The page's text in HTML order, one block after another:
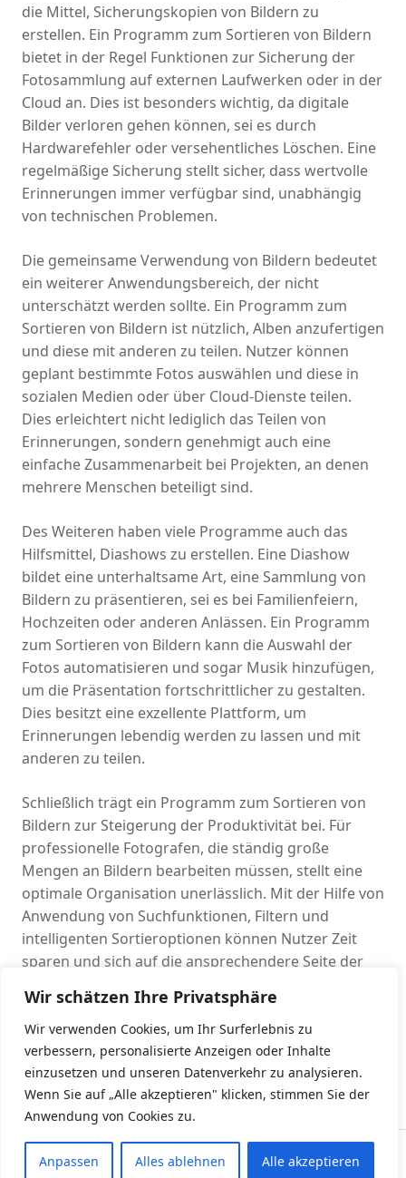
Wir schätzen Ihre Privatsphäre
Wir verwenden Cookies, um Ihr Surferlebnis zu
verbessern, personalisierte Anzeigen oder Inhalte
einzusetzen und unseren Datenverkehr zu analysieren.
Wenn Sie auf „Alle akzeptieren" klicken, stimmen Sie der
Anwendung von Cookies zu.
Anpassen Alles ablehnen Alle akzeptieren
die Mittel, Sicherungskopien von Bildern zu
erstellen. Ein Programm zum Sortieren von Bildern
bietet in der Regel Funktionen zur Sicherung der
Fotosammlung auf externen Laufwerken oder in der
Cloud an. Dies ist besonders wichtig, da digitale
Bilder verloren gehen können, sei es durch
Hardwarefehler oder versehentliches Löschen. Eine
regelmäßige Sicherung stellt sicher, dass wertvolle
Erinnerungen immer verfügbar sind, unabhängig
von technischen Problemen.
Die gemeinsame Verwendung von Bildern bedeutet
ein weiterer Anwendungsbereich, der nicht
unterschätzt werden sollte. Ein Programm zum
Sortieren von Bildern ist nützlich, Alben anzufertigen
und diese mit anderen zu teilen. Nutzer können
geplant bestimmte Fotos auswählen und diese in
sozialen Medien oder über Cloud-Dienste teilen.
Dies erleichtert nicht lediglich das Teilen von
Erinnerungen, sondern genehmigt auch eine
einfache Zusammenarbeit bei Projekten, an denen
mehrere Menschen beteiligt sind.
Des Weiteren haben viele Programme auch das
Hilfsmittel, Diashows zu erstellen. Eine Diashow
bildet eine unterhaltsame Art, eine Sammlung von
Bildern zu präsentieren, sei es bei Familienfeiern,
Hochzeiten oder anderen Anlässen. Ein Programm
zum Sortieren von Bildern kann die Auswahl der
Fotos automatisieren und sogar Musik hinzufügen,
um die Präsentation fortschrittlicher zu gestalten.
Dies besitzt eine exzellente Plattform, um
Erinnerungen lebendig werden zu lassen und mit
anderen zu teilen.
Schließlich trägt ein Programm zum Sortieren von
Bildern zur Steigerung der Produktivität bei. Für
professionelle Fotografen, die ständig große
Mengen an Bildern bearbeiten müssen, stellt eine
optimale Organisation unerlässlich. Mit der Hilfe von
Anwendung von Suchfunktionen, Filtern und
intelligenten Sortieroptionen können Nutzer Zeit
sparen und sich auf die ansprechendere Seite der
verbringen, nach einem bestimmten Bild zu suchen,
sollten sie schnell auf die benötigten Dateien
zugreifen und ihre Arbeit idealer gestalten.
Impressum|Datenschutz